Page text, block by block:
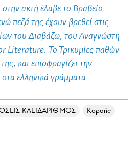
ακτή έλαβε το Βραβείο
πεζά της έχουν βρεθεί στις
του ∆ιαβάζω, του Αναγνώστη
Literature. Το Τρικυµίες παθών
και επισφραγίζει την
ελληνικά γράµµατα.
ΚΛΕΙΔΑΡΙΘΜΟΣ Κοραής